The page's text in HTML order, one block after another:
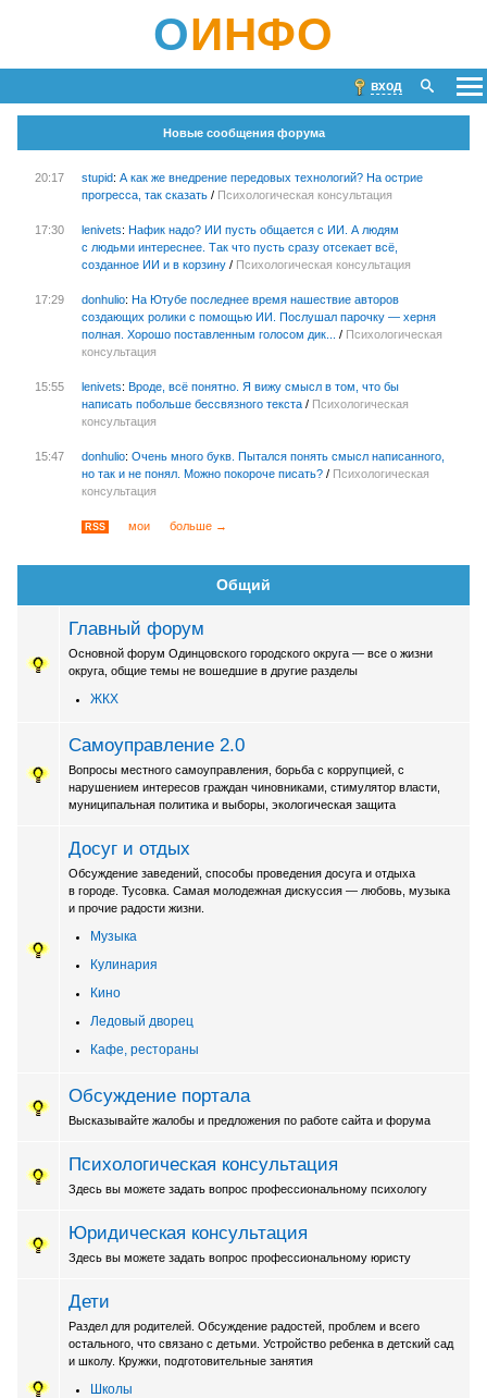
ОИНФО
вход
Новые сообщения форума
20:17 stupid: А как же внедрение передовых технологий? На острие
прогресса, так сказать / Психологическая консультация
17:30 lenivets: Нафик надо? ИИ пусть общается с ИИ. А людям
с людьми интереснее. Так что пусть сразу отсекает всё,
созданное ИИ и в корзину / Психологическая консультация
17:29 donhulio: На Ютубе последнее время нашествие авторов
создающих ролики с помощью ИИ. Послушал парочку — херня
полная. Хорошо поставленным голосом дик...
/ Психологическая
консультация
15:55 lenivets: Вроде, всё понятно. Я вижу смысл в том, что бы
написать побольше бессвязного текста / Психологическая
консультация
15:47 donhulio: Очень много букв. Пытался понять смысл написанного,
но так и не понял. Можно покороче писать? / Психологическая
консультация
RSS мои больше →
Общий
Главный форум
Основной форум Одинцовского городского округа — все о жизни
округа, общие темы не вошедшие в другие разделы
ЖКХ
Самоуправление 2.0
Вопросы местного самоуправления, борьба с коррупцией, с
нарушением интересов граждан чиновниками, стимулятор власти,
муниципальная политика и выборы, экологическая защита
Досуг и отдых
Обсуждение заведений, способы проведения досуга и отдыха
в городе. Тусовка. Cамая молодежная дискуссия — любовь, музыка
и прочие радости жизни.
Музыка
Кулинария
Кино
Ледовый дворец
Кафе, рестораны
Обсуждение портала
Высказывайте жалобы и предложения по работе сайта и форума
Психологическая консультация
Здесь вы можете задать вопрос профессиональному психологу
Юридическая консультация
Здесь вы можете задать вопрос профессиональному юристу
Дети
Раздел для родителей. Обсуждение радостей, проблем и всего
остального, что связано с детьми. Устройство ребенка в детский сад
и школу. Кружки, подготовительные занятия
Школы